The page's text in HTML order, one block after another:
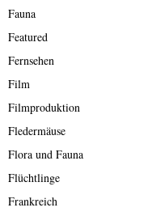
Fauna
Featured
Fernsehen
Film
Filmproduktion
Fledermäuse
Flora und Fauna
Flüchtlinge
Frankreich